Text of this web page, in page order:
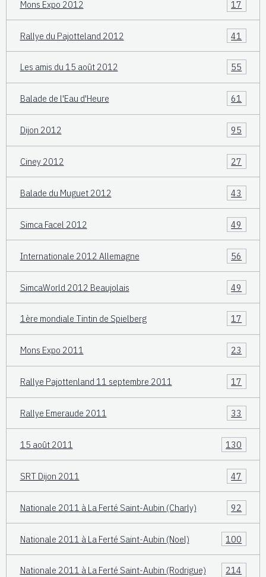
Mons Expo 2012 17
Rallye du Pajotteland 2012 41
Les amis du 15 août 2012 55
Balade de l'Eau d'Heure 61
Dijon 2012 95
Ciney 2012 27
Balade du Muguet 2012 43
Simca Facel 2012 49
Internationale 2012 Allemagne 56
SimcaWorld 2012 Beaujolais 49
1ère mondiale Tintin de Spielberg 17
Mons Expo 2011 23
Rallye Pajottenland 11 septembre 2011 17
Rallye Emeraude 2011 33
15 août 2011 130
SRT Dijon 2011 47
Nationale 2011 à La Ferté Saint-Aubin (Charly) 92
Nationale 2011 à La Ferté Saint-Aubin (Noel) 100
Nationale 2011 à La Ferté Saint-Aubin (Rodrigue) 214